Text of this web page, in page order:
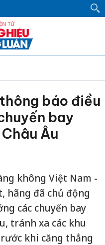
báo điều
bay
Âu
không Việt Nam -
hãng đã chủ động
các chuyến bay
tránh xa các khu
khi căng thẳng